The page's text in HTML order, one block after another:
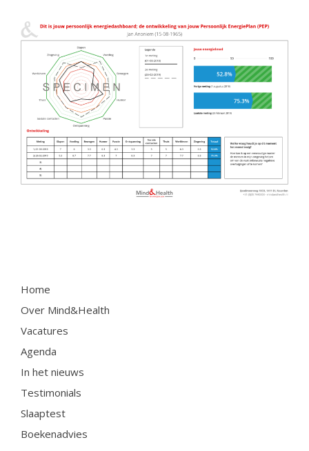
Bewegen
Passie
Thuis
Werkleven
Zingeving
Home
Over Mind&Health
Vacatures
Agenda
In het nieuws
Testimonials
Slaaptest
Boekenadvies